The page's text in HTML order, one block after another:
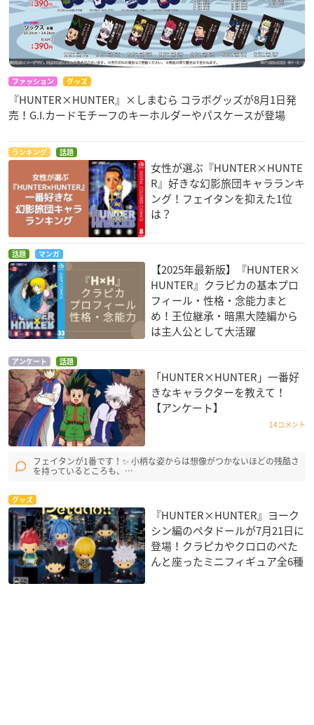
ファッション グッズ
『HUNTER×HUNTER』×しまむら コラボグッズが8月1日発
売！G.I.カードモチーフのキーホルダーやパスケースが登場
ランキング 話題
女性が選ぶ『HUNTER×HUNTE
R』好きな幻影旅団キャラランキ
ング！フェイタンを抑えた1位
は？
話題 マンガ
【2025年最新版】『HUNTER×
HUNTER』クラピカの基本プロ
フィール・性格・念能力まと
め！王位継承・暗黒大陸編から
は主人公として大活躍
アンケート 話題
「HUNTER×HUNTER」一番好
きなキャラクターを教えて！
【アンケート】
14コメント
フェイタンが1番です！✨ 小柄な姿からは想像がつかないほどの残酷さ
を持っているところも、…
グッズ
『HUNTER×HUNTER』ヨーク
シン編のペタドールが7月21日に
登場！クラピカやクロロのぺた
んと座ったミニフィギュア全6種